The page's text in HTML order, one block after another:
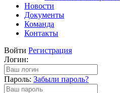
Новости
Документы
Команда
Контакты
Войти Регистрация
Логин:
Пароль: Забыли пароль?